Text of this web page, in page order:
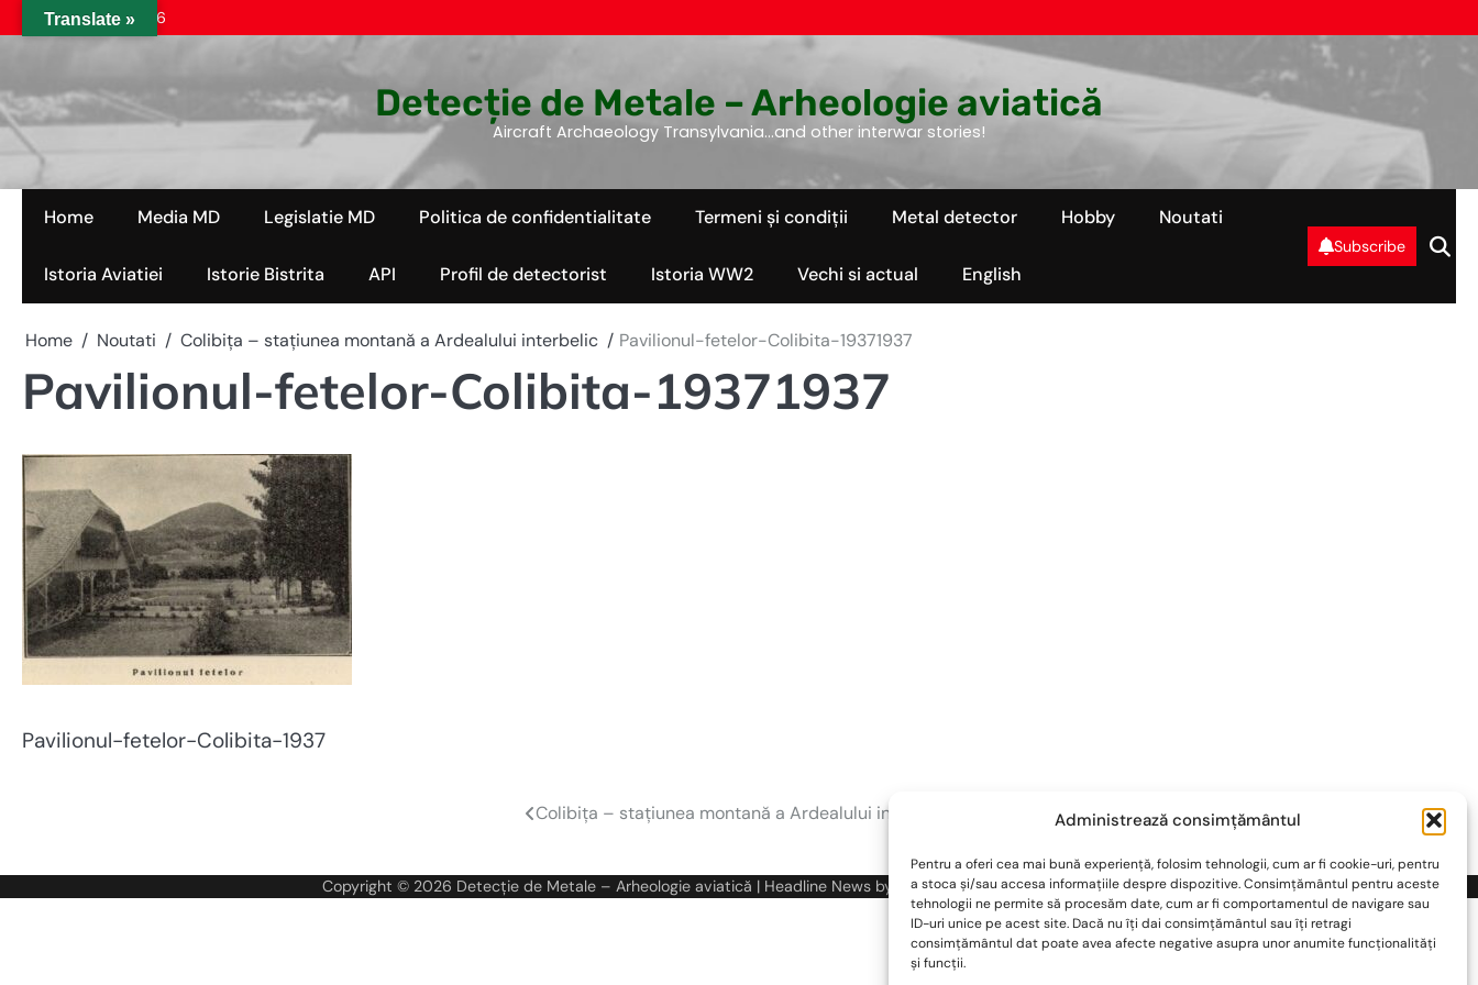
Administrează consimțământul
Pentru a oferi cea mai bună experiență, folosim tehnologii, cum ar fi cookie-uri, pentru
a stoca și/sau accesa informațiile despre dispozitive. Consimțământul pentru aceste
tehnologii ne permite să procesăm date, cum ar fi comportamentul de navigare sau
ID-uri unice pe acest site. Dacă nu îți dai consimțământul sau îți retragi
consimțământul dat poate avea afecte negative asupra unor anumite funcționalități
și funcții.
to
joi, aug. 06, 2026
Detecție de Metale – Arheologie aviatică
Aircraft Archaeology Transylvania…and other interwar stories!
Home Media MD Legislatie MD Politica de confidentialitate Termeni și condiții Metal detector Hobby Noutati
Istoria Aviatiei Istorie Bistrita API Profil de detectorist Istoria WW2 Vechi si actual English
Subscribe
Home Noutati Colibița – stațiunea montană a Ardealului interbelic Pavilionul-fetelor-Colibita-19371937
Pavilionul-fetelor-Colibita-19371937
Pavilionul-fetelor-Colibita-1937
articole
Colibița – stațiunea montană a Ardealului interbelic
Copyright © 2026 Detecție de Metale – Arheologie aviatică | Headline News by Ascendoor| Powered byWordPress.
Translate »